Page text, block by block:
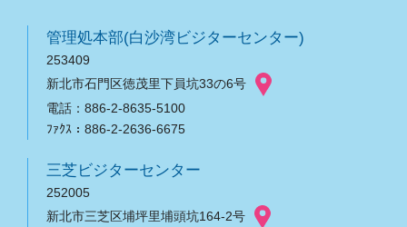
管理処本部(白沙湾ビジターセンター)
253409
新北市石門区徳茂里下員坑33の6号
電話：886-2-8635-5100
ﾌｧｸｽ：886-2-2636-6675
三芝ビジターセンター
252005
新北市三芝区埔坪里埔頭坑164-2号